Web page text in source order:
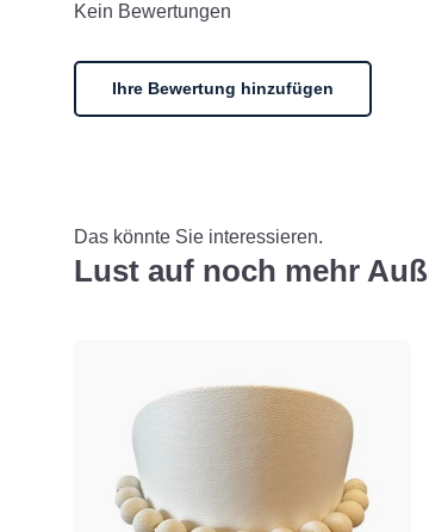
Kein Bewertungen
Ihre Bewertung hinzufügen
Das könnte Sie interessieren.
Lust auf noch mehr